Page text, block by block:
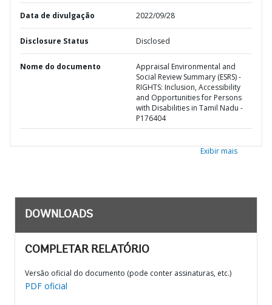
Data de divulgação 2022/09/28
Disclosure Status Disclosed
Nome do documento
Appraisal Environmental and
Social Review Summary (ESRS) -
RIGHTS: Inclusion, Accessibility
and Opportunities for Persons
with Disabilities in Tamil Nadu -
P176404
Exibir mais
DOWNLOADS
COMPLETAR RELATÓRIO
Versão oficial do documento (pode conter assinaturas, etc.)
PDF oficial